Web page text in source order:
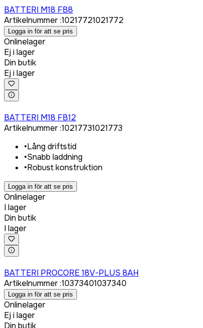
BATTERI M18 FB8
Artikelnummer:10217721021772
Logga in för att se pris
Onlinelager
Ej i lager
Din butik
Ej i lager
BATTERI M18 FB12
Artikelnummer:10217731021773
•Lång driftstid
•Snabb laddning
•Robust konstruktion
Logga in för att se pris
Onlinelager
I lager
Din butik
I lager
BATTERI PROCORE 18V-PLUS 8AH
Artikelnummer:10373401037340
Logga in för att se pris
Onlinelager
Ej i lager